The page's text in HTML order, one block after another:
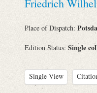
Friedrich
Place of Dispatch:
Edition Status: Single
Single View